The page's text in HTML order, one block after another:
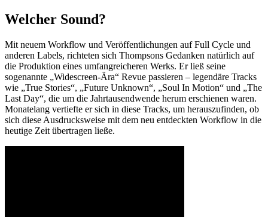
Welcher Sound?
Mit neuem Workflow und Veröffentlichungen auf Full Cycle und
anderen Labels, richteten sich Thompsons Gedanken natürlich auf
die Produktion eines umfangreicheren Werks. Er ließ seine
sogenannte „Widescreen-Ära“ Revue passieren – legendäre Tracks
wie „True Stories“, „Future Unknown“, „Soul In Motion“ und „The
Last Day“, die um die Jahrtausendwende herum erschienen waren.
Monatelang vertiefte er sich in diese Tracks, um herauszufinden, ob
sich diese Ausdrucksweise mit dem neu entdeckten Workflow in die
heutige Zeit übertragen ließe.